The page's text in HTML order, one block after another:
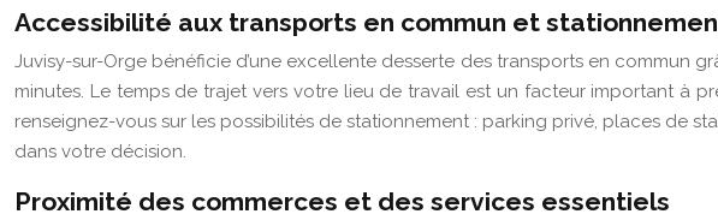
Accessibilité aux transports en commun et
Juvisy-sur-Orge bénéficie d’une excellente desserte des transports en commun
minutes. Le temps de trajet vers votre lieu de travail est un facteur important à
renseignez-vous sur les possibilités de stationnement : parking privé, places de
dans votre décision.
Proximité des commerces et des services essentiels